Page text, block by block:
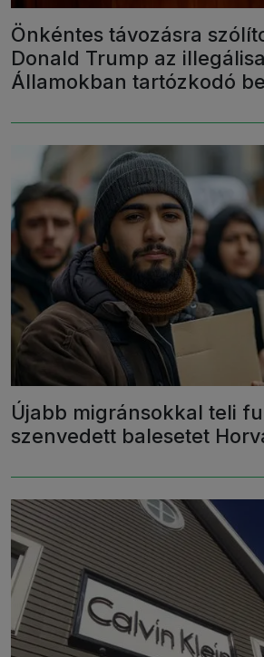
Önkéntes távozásra
Donald Trump az
Államokban tartózkodó
Újabb migránsokkal teli
szenvedett balesetet